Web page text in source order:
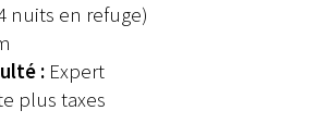
nuits en refuge)
: Expert
plus taxes